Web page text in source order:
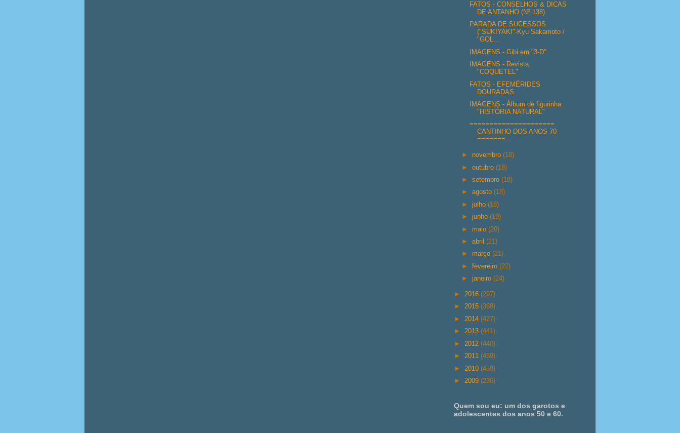
FATOS - CONSELHOS & DICAS
DE ANTANHO (Nº 138)
PARADA DE SUCESSOS
("SUKIYAKI"-Kyu Sakamoto /
"GOL...
IMAGENS - Gibi em "3-D"
IMAGENS - Revista:
"COQUETEL"
FATOS - EFEMÉRIDES
DOURADAS
IMAGENS - Álbum de figurinha:
"HISTÓRIA NATURAL"
=====================
CANTINHO DOS ANOS 70
=======...
► novembro(18)
►outubro(18)
►setembro(18)
►agosto(18)
►julho(18)
►junho(19)
► maio(20)
►abril(21)
► março(21)
►fevereiro(22)
►janeiro(24)
► 2016 (297)
► 2015 (368)
► 2014 (427)
► 2013 (441)
► 2012 (440)
► 2011 (459)
► 2010 (459)
► 2009 (236)
Quem sou eu: um dos garotos e
adolescentes dos anos 50 e 60.